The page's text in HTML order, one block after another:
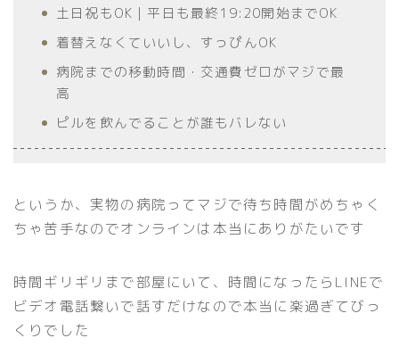
土日祝もOK｜平日も最終19:20開始までOK
着替えなくていいし、すっぴんOK
病院までの移動時間・交通費ゼロがマジで最
高
ピルを飲んでることが誰もバレない
というか、実物の病院ってマジで待ち時間がめちゃく
ちゃ苦手なのでオンラインは本当にありがたいです
時間ギリギリまで部屋にいて、時間になったらLINEで
ビデオ電話繋いで話すだけなので本当に楽過ぎてびっ
くりでした